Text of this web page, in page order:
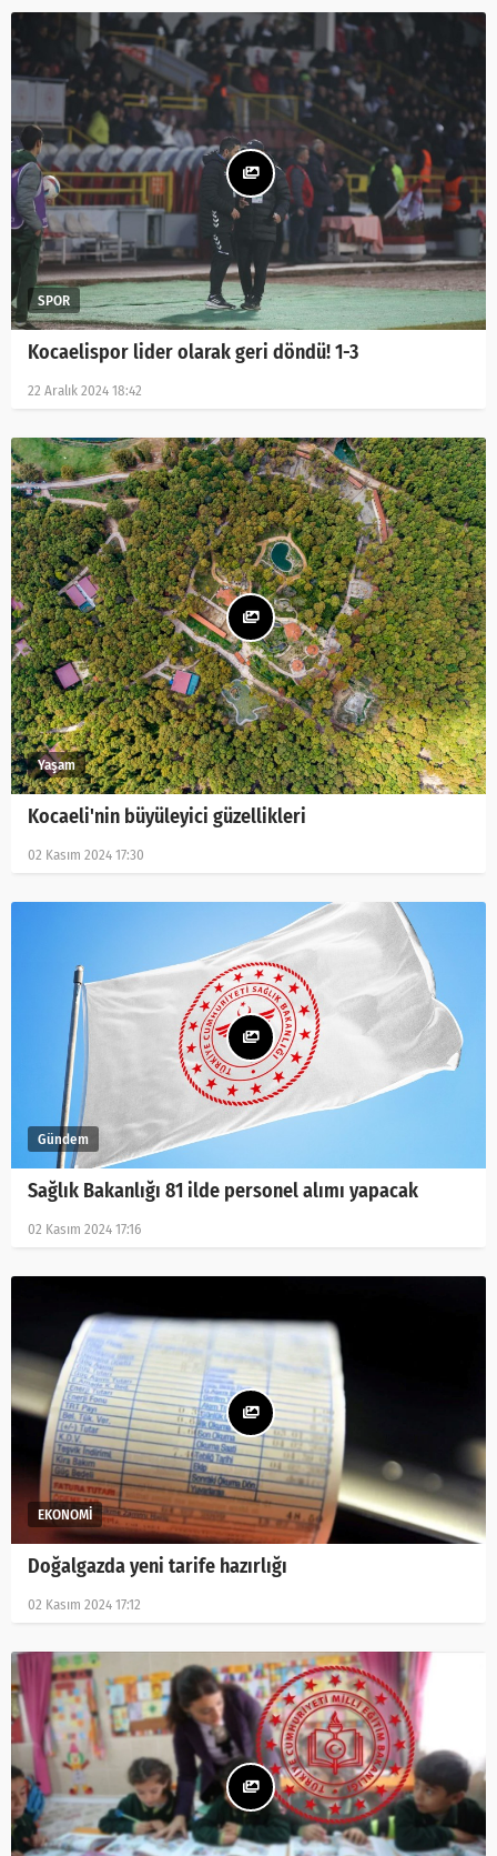
Kocaelispor lider olarak geri döndü! 1-3
22 Aralık 2024 18:42
Kocaeli'nin büyüleyici güzellikleri
02 Kasım 2024 17:30
Sağlık Bakanlığı 81 ilde personel alımı yapacak
02 Kasım 2024 17:16
Doğalgazda yeni tarife hazırlığı
02 Kasım 2024 17:12